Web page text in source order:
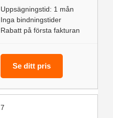
Uppsägningstid: 1 mån
Inga bindningstider
Rabatt på första fakturan
Se ditt pris
7